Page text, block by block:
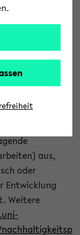
Bielefeld
Sie
beim
Sie für Ihre
>. Die
aus,
oder
Entwicklung
Weitere